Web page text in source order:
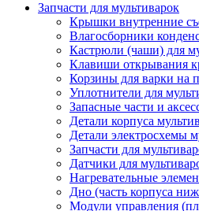
Запчасти для мультиварок
Крышки внутренние
Влагосборники
Кастрюли (чаши) для
Клавиши открывания
Корзины для варки на
Уплотнители для
Запасные части и
Детали корпуса
Детали электросхемы
Запчасти для
Датчики для
Нагревательные
Дно (часть корпуса
Модули управления